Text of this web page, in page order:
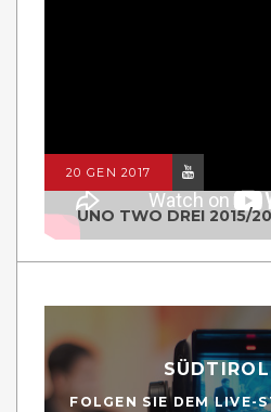
20 GEN 2017
FOLGEN SIE DEM LIVE-